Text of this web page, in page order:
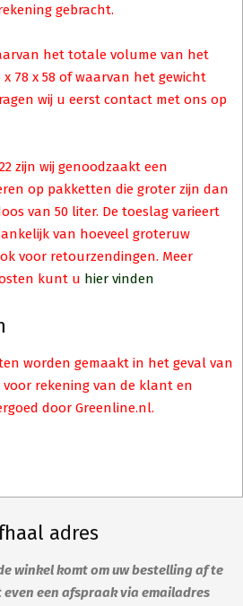
gebracht.
het totale volume van het
78 x 58 of waarvan het gewicht
wij u eerst contact met ons op
zijn wij genoodzaakt een
op pakketten die groter zijn dan
van 50 liter. De toeslag varieert
van hoeveel groteruw
voor retourzendingen. Meer
kunt u hier vinden
worden gemaakt in het geval van
rekening van de klant en
door Greenline.nl.
adres
winkel komt om uw bestelling af te
een afspraak via emailadres